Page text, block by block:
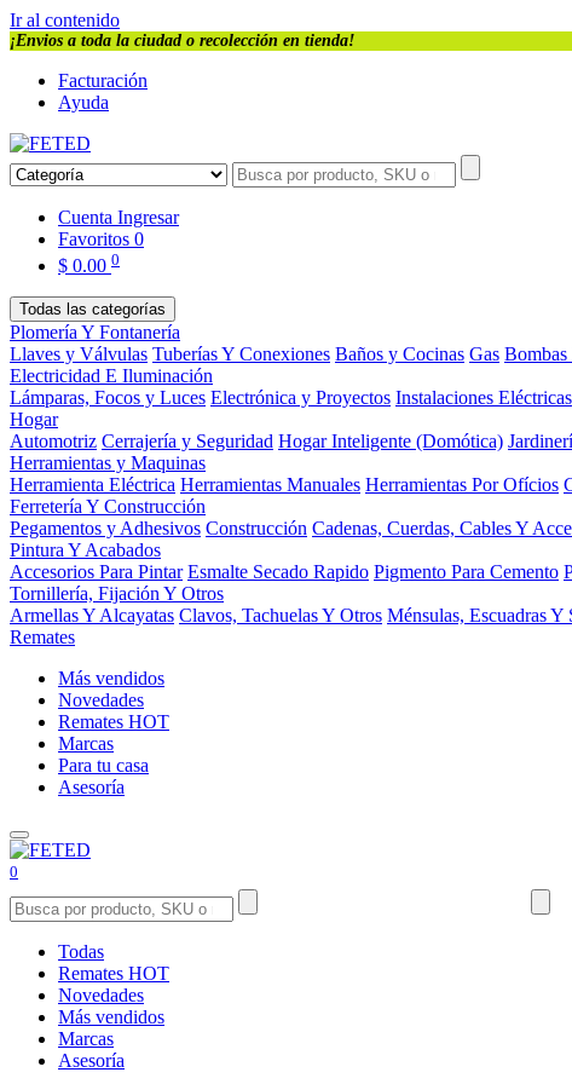
Ir al contenido
¡Envios a toda la ciudad o recolección en tienda!
Facturación
Ayuda
Cuenta Ingresar
Favoritos 0
$ 0.00 0
Todas las categorías
Plomería Y Fontanería
Llaves y Válvulas Tuberías Y Conexiones Baños y Cocinas Gas
Electricidad E Iluminación
Lámparas, Focos y Luces Electrónica y Proyectos Instalaciones Eléctricas
Hogar
Automotriz Cerrajería y Seguridad Hogar Inteligente (Domótica)
Herramientas y Maquinas
Herramienta Eléctrica Herramientas Manuales Herramientas Por Ofícios
Ferretería Y Construcción
Pegamentos y Adhesivos Construcción Cadenas, Cuerdas, Cables Y
Pintura Y Acabados
Accesorios Para Pintar Esmalte Secado Rapido Pigmento Para Cemento
Tornillería, Fijación Y Otros
Armellas Y Alcayatas Clavos, Tachuelas Y Otros Ménsulas, Escuadras Y
Remates
Más vendidos
Novedades
Remates HOT
Marcas
Para tu casa
Asesoría
0
Todas
Remates HOT
Novedades
Más vendidos
Marcas
Asesoría